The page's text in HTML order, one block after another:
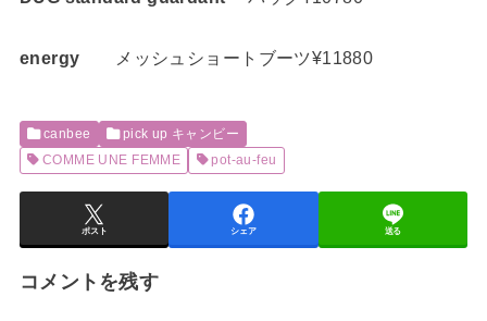
energy メッシュショートブーツ¥11880
canbee
pick up キャンビー
COMME UNE FEMME
pot-au-feu
ポスト シェア 送る
コメントを残す